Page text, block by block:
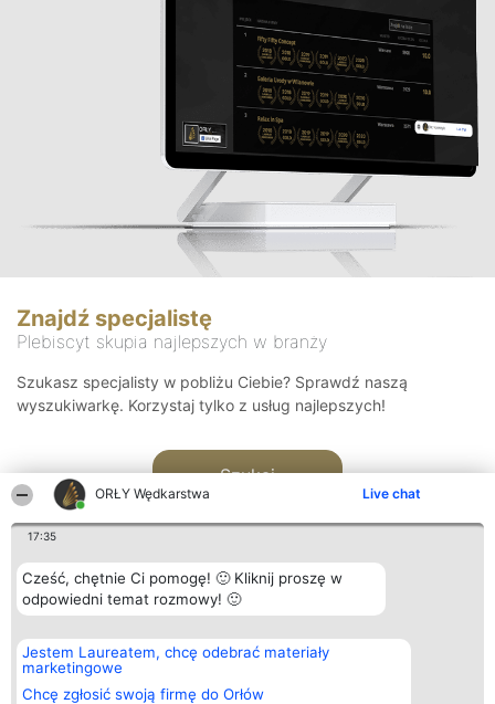
ORŁY Wędkarstwa Live chat
17:35
Cześć, chętnie Ci pomogę! 🙂 Kliknij proszę w
odpowiedni temat rozmowy! 🙂
Jestem Laureatem, chcę odebrać materiały
marketingowe
Chcę zgłosić swoją firmę do Orłów
Znajdź specjalistę
Plebiscyt skupia najlepszych w branży
Szukasz specjalisty w pobliżu Ciebie? Sprawdź naszą
wyszukiwarkę. Korzystaj tylko z usług najlepszych!
Szukaj
Organizator plebiscytu
Bright Side Solutions sp. z o.
o. sp. k.
ul. Ruska 22
Plebiscyt
Laureaci
wszystkich
Kontakt
Kontakt